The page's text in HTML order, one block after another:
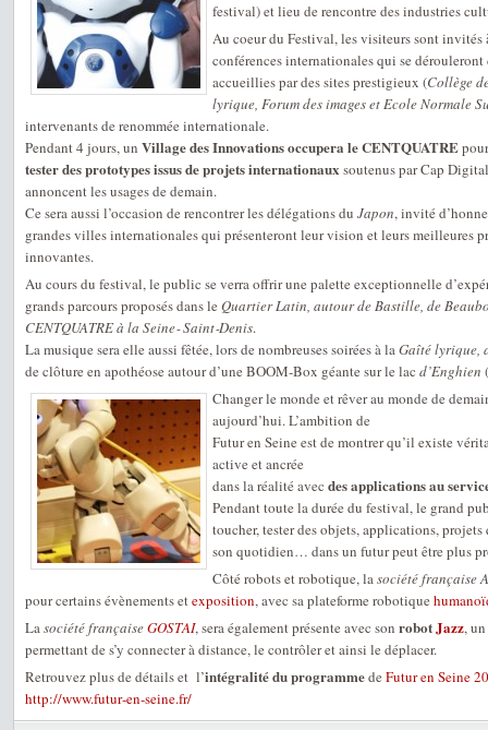
festival) et lieu de rencontre des industries
Au coeur du Festival, les visiteurs sont invités
conférences internationales qui se
accueillies par des sites prestigieux (Collège
lyrique, Forum des images et Ecole Normale
intervenants de renommée internationale.
Pendant 4 jours, un Village des Innovations occupera le CENTQUATRE
tester des prototypes issus de projets internationaux soutenus par Cap
annoncent les usages de demain.
Ce sera aussi l’occasion de rencontrer les délégations du Japon, invité
grandes villes internationales qui présenteront leur vision et leurs meilleures
innovantes.
Au cours du festival, le public se verra offrir une palette exceptionnelle
grands parcours proposés dans le Quartier Latin, autour de Bastille, de
CENTQUATRE à la Seine‐ Saint‐Denis.
La musique sera elle aussi fêtée, lors de nombreuses soirées à laGaîté lyrique,
de clôture en apothéose autour d’une BOOM‐Box géante sur le lac d’Enghien
Changer le monde et rêver au monde de
aujourd’hui. L’ambition de
Futur en Seine est de montrer qu’il existe
active et ancrée
dans la réalité avec des applications au
Pendant toute la durée du festival, le grand
toucher, tester des objets, applications,
son quotidien… dans un futur peut être plus
Côté robots et robotique, lasociété française
pour certains évènements etexposition, avec sa plateforme robotique
Lasociété françaiseGOSTAI, sera également présente avec son robotJazz, un
permettant de s’y connecter à distance, le contrôler et ainsi le déplacer.
Retrouvez plus de détails et l’intégralité du programmede Futur en Seine
http://www.futur‐en‐seine.fr/